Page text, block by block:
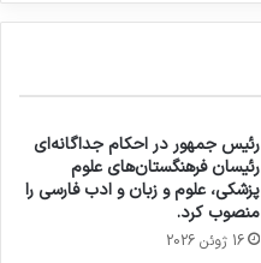
رئیس جمهور در احکام جداگانه‌ای
رئیسان فرهنگستان‌های علوم
پزشکی، علوم و زبان و ادب فارسی را
منصوب کرد.
16 ژوئن 2026